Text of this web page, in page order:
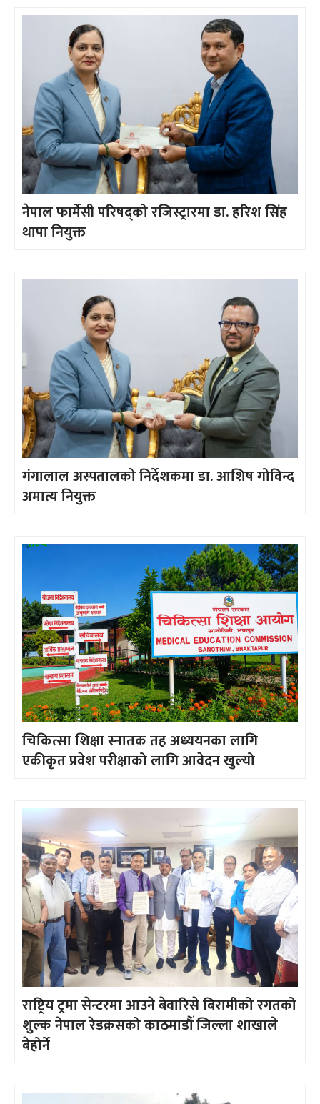
नेपाल फार्मेसी परिषद्को रजिस्ट्रारमा डा. हरिश सिंह
थापा नियुक्त
गंगालाल अस्पतालको निर्देशकमा डा. आशिष गोविन्द
अमात्य नियुक्त
चिकित्सा शिक्षा स्नातक तह अध्ययनका लागि
एकीकृत प्रवेश परीक्षाको लागि आवेदन खुल्यो
राष्ट्रिय ट्रमा सेन्टरमा आउने बेवारिसे बिरामीको रगतको
शुल्क नेपाल रेडक्रसको काठमाडौँ जिल्ला शाखाले
बेहोर्ने